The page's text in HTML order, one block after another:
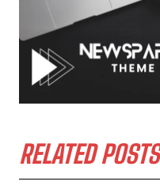
RELATED POSTS